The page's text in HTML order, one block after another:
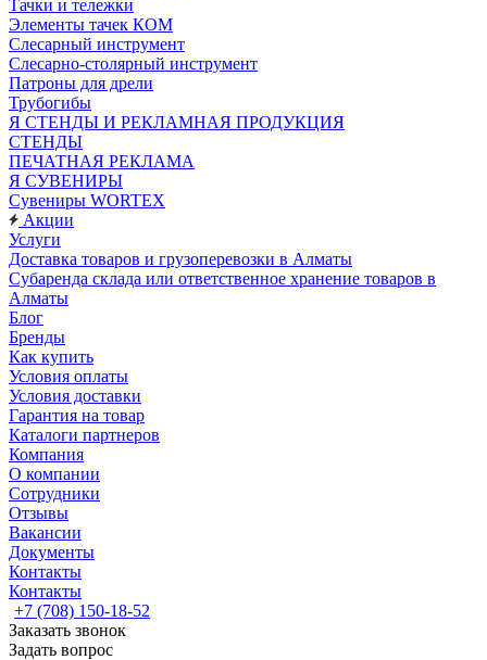
Тачки и тележки
Элементы тачек КОМ
Слесарный инструмент
Слесарно-столярный инструмент
Патроны для дрели
Трубогибы
Я СТЕНДЫ И РЕКЛАМНАЯ ПРОДУКЦИЯ
СТЕНДЫ
ПЕЧАТНАЯ РЕКЛАМА
Я СУВЕНИРЫ
Сувениры WORTEX
Акции
Услуги
Доставка товаров и грузоперевозки в Алматы
Субаренда склада или ответственное хранение товаров в
Алматы
Блог
Бренды
Как купить
Условия оплаты
Условия доставки
Гарантия на товар
Каталоги партнеров
Компания
О компании
Сотрудники
Отзывы
Вакансии
Документы
Контакты
Контакты
+7 (708) 150-18-52
Заказать звонок
Задать вопрос